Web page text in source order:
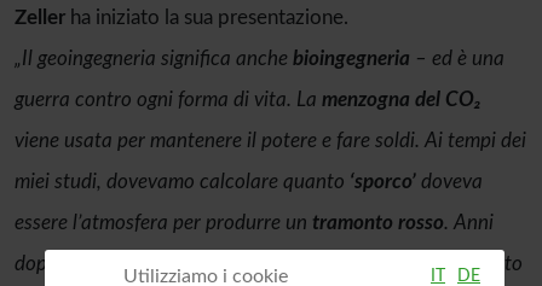
Zeller ha iniziato la sua presentazione.
„Il geoingegneria significa anche bioingegneria – ed è una
guerra contro ogni forma di vita. La menzogna del CO₂
viene usata per mantenere il potere e fare soldi. Ai tempi dei
miei studi, dovevamo calcolare quanto ‘sporco’ doveva
essere l’atmosfera per produrre un tramonto rosso. Anni
dopo, durante l’eruzione del vulcano Tambora, mi resi conto
Utilizziamo i cookie DE